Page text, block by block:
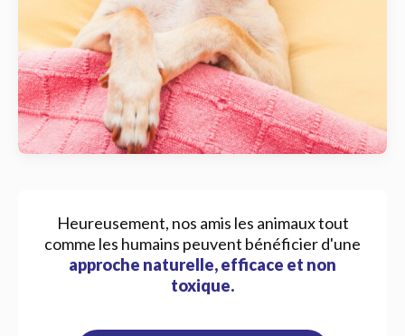
Heureusement, nos amis les animaux tout
comme les humains peuvent bénéficier d'une
approche naturelle, efficace et non
toxique.